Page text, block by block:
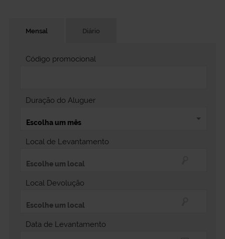
Mensal Diário
Local de Levantamento
Local Devolução
Data de Levantamento
Duração do Aluguer
Código promocional